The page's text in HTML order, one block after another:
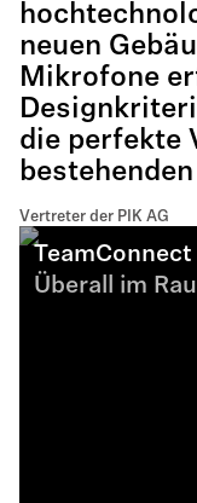
neuen
Mikrofone
die perfekte
Vertreter der PIK AG
Überall im